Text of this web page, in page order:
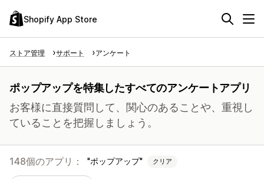
Shopify App Store
ストア管理 サポート アンケート
ポップアップを特集したすべてのアンケートアプリ
お客様に直接質問して、関心のあることや、重視し
ていることを把握しましょう。
148個のアプリ： ポップアップ クリア